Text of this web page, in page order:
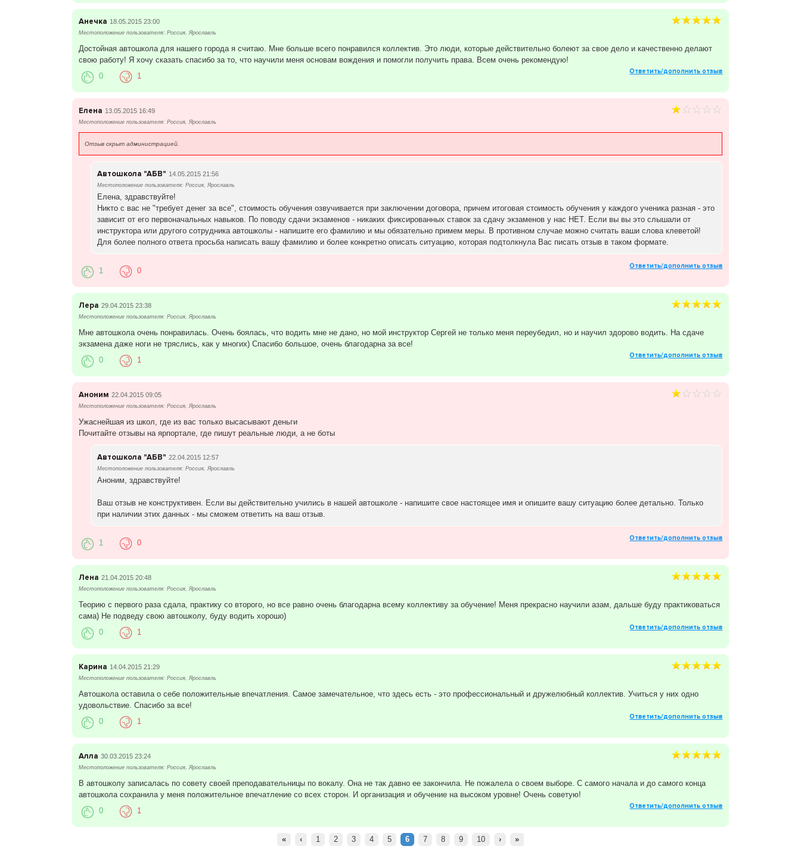
Анечка 18.05.2015 23:00
Местоположение пользователя: Россия, Ярославль
Достойная автошкола для нашего города я считаю. Мне больше всего понравился коллектив. Это люди, которые действительно болеют за свое дело и качественно делают
свою работу! Я хочу сказать спасибо за то, что научили меня основам вождения и помогли получить права. Всем очень рекомендую!
Ответить/дополнить отзыв
0 1
Елена 13.05.2015 16:49
Местоположение пользователя: Россия, Ярославль
Отзыв скрыт администрацией.
Автошкола "АБВ" 14.05.2015 21:56
Местоположение пользователя: Россия, Ярославль
Елена, здравствуйте!
Никто с вас не "требует денег за все", стоимость обучения озвучивается при заключении договора, причем итоговая стоимость обучения у каждого ученика разная - это
зависит от его первоначальных навыков. По поводу сдачи экзаменов - никаких фиксированных ставок за сдачу экзаменов у нас НЕТ. Если вы вы это слышали от
инструктора или другого сотрудника автошколы - напишите его фамилию и мы обязательно примем меры. В противном случае можно считать ваши слова клеветой!
Для более полного ответа просьба написать вашу фамилию и более конкретно описать ситуацию, которая подтолкнула Вас писать отзыв в таком формате.
Ответить/дополнить отзыв
1 0
Лера 29.04.2015 23:38
Местоположение пользователя: Россия, Ярославль
Мне автошкола очень понравилась. Очень боялась, что водить мне не дано, но мой инструктор Сергей не только меня переубедил, но и научил здорово водить. На сдаче
экзамена даже ноги не тряслись, как у многих) Спасибо большое, очень благодарна за все!
Ответить/дополнить отзыв
0 1
Аноним 22.04.2015 09:05
Местоположение пользователя: Россия, Ярославль
Ужаснейшая из школ, где из вас только высасывают деньги
Почитайте отзывы на ярпортале, где пишут реальные люди, а не боты
Автошкола "АБВ" 22.04.2015 12:57
Местоположение пользователя: Россия, Ярославль
Аноним, здравствуйте!
Ваш отзыв не конструктивен. Если вы действительно учились в нашей автошколе - напишите свое настоящее имя и опишите вашу ситуацию более детально. Только
при наличии этих данных - мы сможем ответить на ваш отзыв.
Ответить/дополнить отзыв
1 0
Лена 21.04.2015 20:48
Местоположение пользователя: Россия, Ярославль
Теорию с первого раза сдала, практику со второго, но все равно очень благодарна всему коллективу за обучение! Меня прекрасно научили азам, дальше буду практиковаться
сама) Не подведу свою автошколу, буду водить хорошо)
Ответить/дополнить отзыв
0 1
Карина 14.04.2015 21:29
Местоположение пользователя: Россия, Ярославль
Автошкола оставила о себе положительные впечатления. Самое замечательное, что здесь есть - это профессиональный и дружелюбный коллектив. Учиться у них одно
удовольствие. Спасибо за все!
Ответить/дополнить отзыв
0 1
Алла 30.03.2015 23:24
Местоположение пользователя: Россия, Ярославль
В автошколу записалась по совету своей преподавательницы по вокалу. Она не так давно ее закончила. Не пожалела о своем выборе. С самого начала и до самого конца
автошкола сохранила у меня положительное впечатление со всех сторон. И организация и обучение на высоком уровне! Очень советую!
Ответить/дополнить отзыв
0 1
« ‹ 1 2 3 4 5 6 7 8 9 10 › »